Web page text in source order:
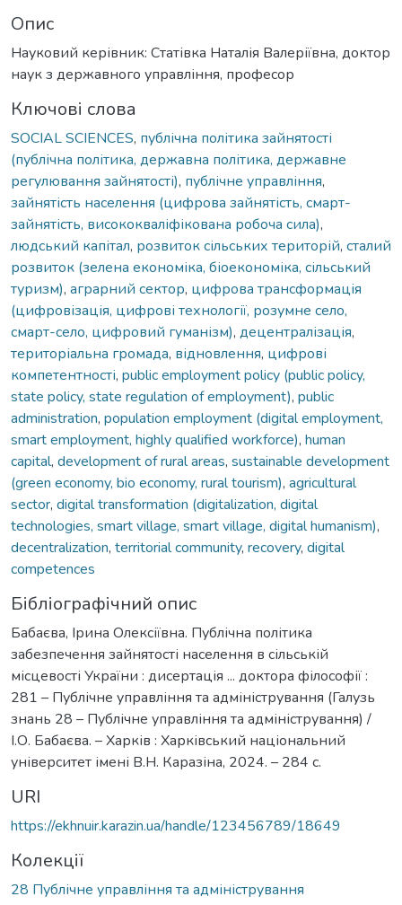
Опис
Науковий керівник: Статівка Наталія Валеріївна, доктор
наук з державного управління, професор
Ключові слова
SOCIAL SCIENCES, публічна політика зайнятості
(публічна політика, державна політика, державне
регулювання зайнятості), публічне управління,
зайнятість населення (цифрова зайнятість, смарт-
зайнятість, висококваліфікована робоча сила),
людський капітал, розвиток сільських територій, сталий
розвиток (зелена економіка, біоекономіка, сільський
туризм), аграрний сектор, цифрова трансформація
(цифровізація, цифрові технології, розумне село,
смарт-село, цифровий гуманізм), децентралізація,
територіальна громада, відновлення, цифрові
компетентності, public employment policy (public policy,
state policy, state regulation of employment), public
administration, population employment (digital employment,
smart employment, highly qualified workforce), human
capital, development of rural areas, sustainable development
(green economy, bio economy, rural tourism), agricultural
sector, digital transformation (digitalization, digital
technologies, smart village, smart village, digital humanism),
decentralization, territorial community, recovery, digital
competences
Бібліографічний опис
Бабаєва, Ірина Олексіївна. Публічна політика
забезпечення зайнятості населення в сільській
місцевості України : дисертація ... доктора філософії :
281 – Публічне управління та адміністрування (Галузь
знань 28 – Публічне управління та адміністрування) /
І.О. Бабаєва. – Харків : Харківський національний
університет імені В.Н. Каразіна, 2024. – 284 с.
URI
https://ekhnuir.karazin.ua/handle/123456789/18649
Колекції
28 Публічне управління та адміністрування